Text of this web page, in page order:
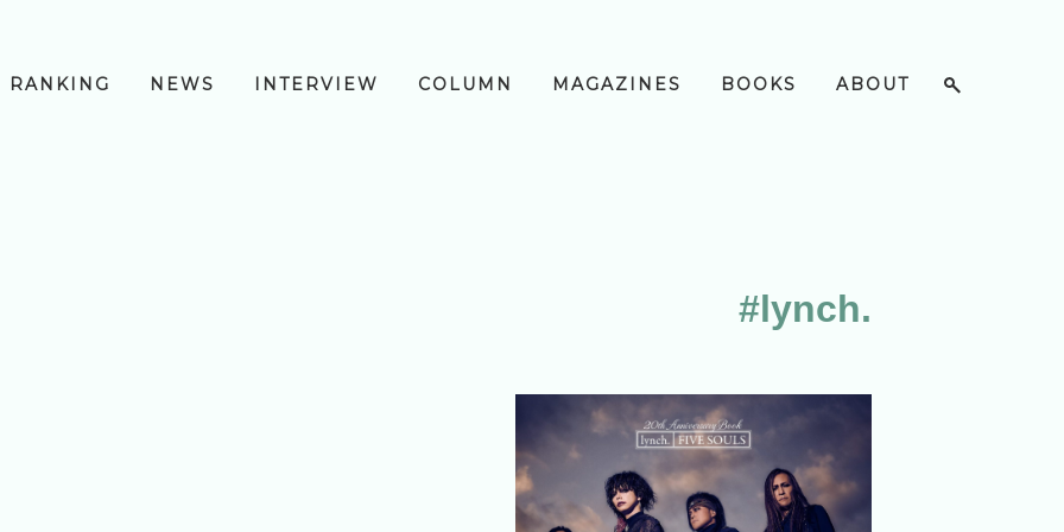
RANKING NEWS INTERVIEW COLUMN MAGAZINES BOOKS ABOUT
#lynch.